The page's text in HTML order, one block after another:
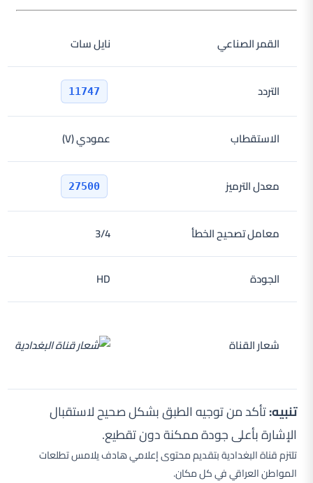
القمر الصناعي نايل سات
التردد 11747
الاستقطاب عمودي (V)
معدل الترميز 27500
معامل تصحيح الخطأ 3/4
الجودة HD
شعار القناة
تنبيه:تأكد من توجيه الطبق بشكل صحيح لاستقبال
الإشارة بأعلى جودة ممكنة دون تقطيع.
تلتزم قناة البغدادية بتقديم محتوى إعلامي هادف يلامس تطلعات
المواطن العراقي في كل مكان.